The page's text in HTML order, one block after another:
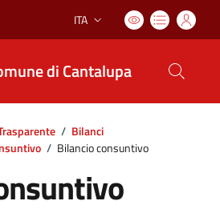
Lingua attiva:
ITA
di Cantalupa
/ Bilanci
/ Bilancio consuntivo